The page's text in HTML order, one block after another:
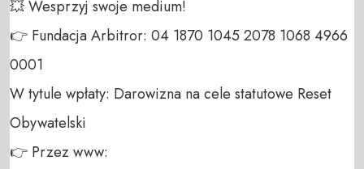
💥 Wesprzyj swoje medium!
👉 Fundacja Arbitror: 04 1870 1045 2078 1068 4966
0001
W tytule wpłaty: Darowizna na cele statutowe Reset
Obywatelski
👉 Przez www: